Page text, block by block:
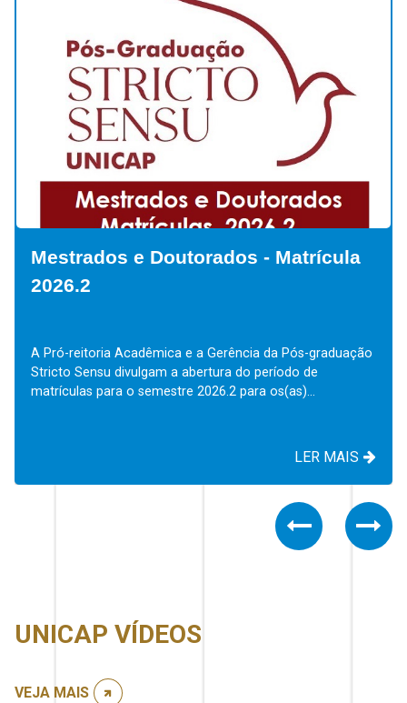
Mestrados e Doutorados - Matrícula
2026.2
A Pró-reitoria Acadêmica e a Gerência da Pós-graduação
Stricto Sensu divulgam a abertura do período de
matrículas para o semestre 2026.2 para os(as)...
LER MAIS
Previous
UNICAP VÍDEOS
VEJA MAIS